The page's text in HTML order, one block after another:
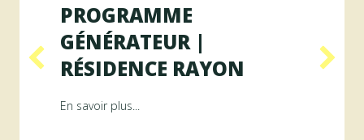
ArAMiS
PROGRAMME
GÉNÉRATEUR |
RÉSIDENCE RAYON
En savoir plus...